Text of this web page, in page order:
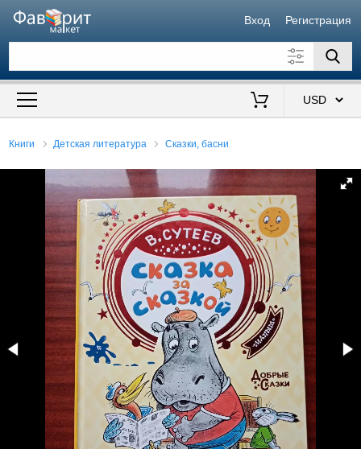
Вход Регистрация
Искать также в описании
Книги Детская литература Сказки, басни